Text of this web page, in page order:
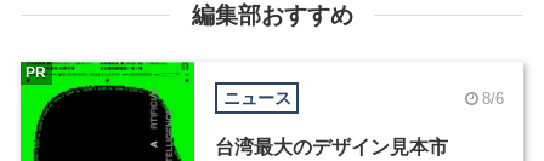
編集部おすすめ
ニュース 8/6
台湾最大のデザイン見本市
PR